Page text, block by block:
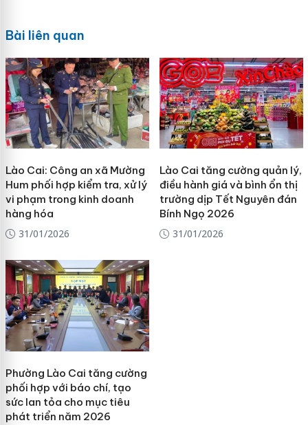
Bài liên quan
Lào Cai: Công an xã Mường
Hum phối hợp kiểm tra, xử lý
vi phạm trong kinh doanh
hàng hóa
31/01/2026
Lào Cai tăng cường quản lý,
điều hành giá và bình ổn thị
trường dịp Tết Nguyên đán
Bính Ngọ 2026
31/01/2026
Phường Lào Cai tăng cường
phối hợp với báo chí, tạo
sức lan tỏa cho mục tiêu
phát triển năm 2026